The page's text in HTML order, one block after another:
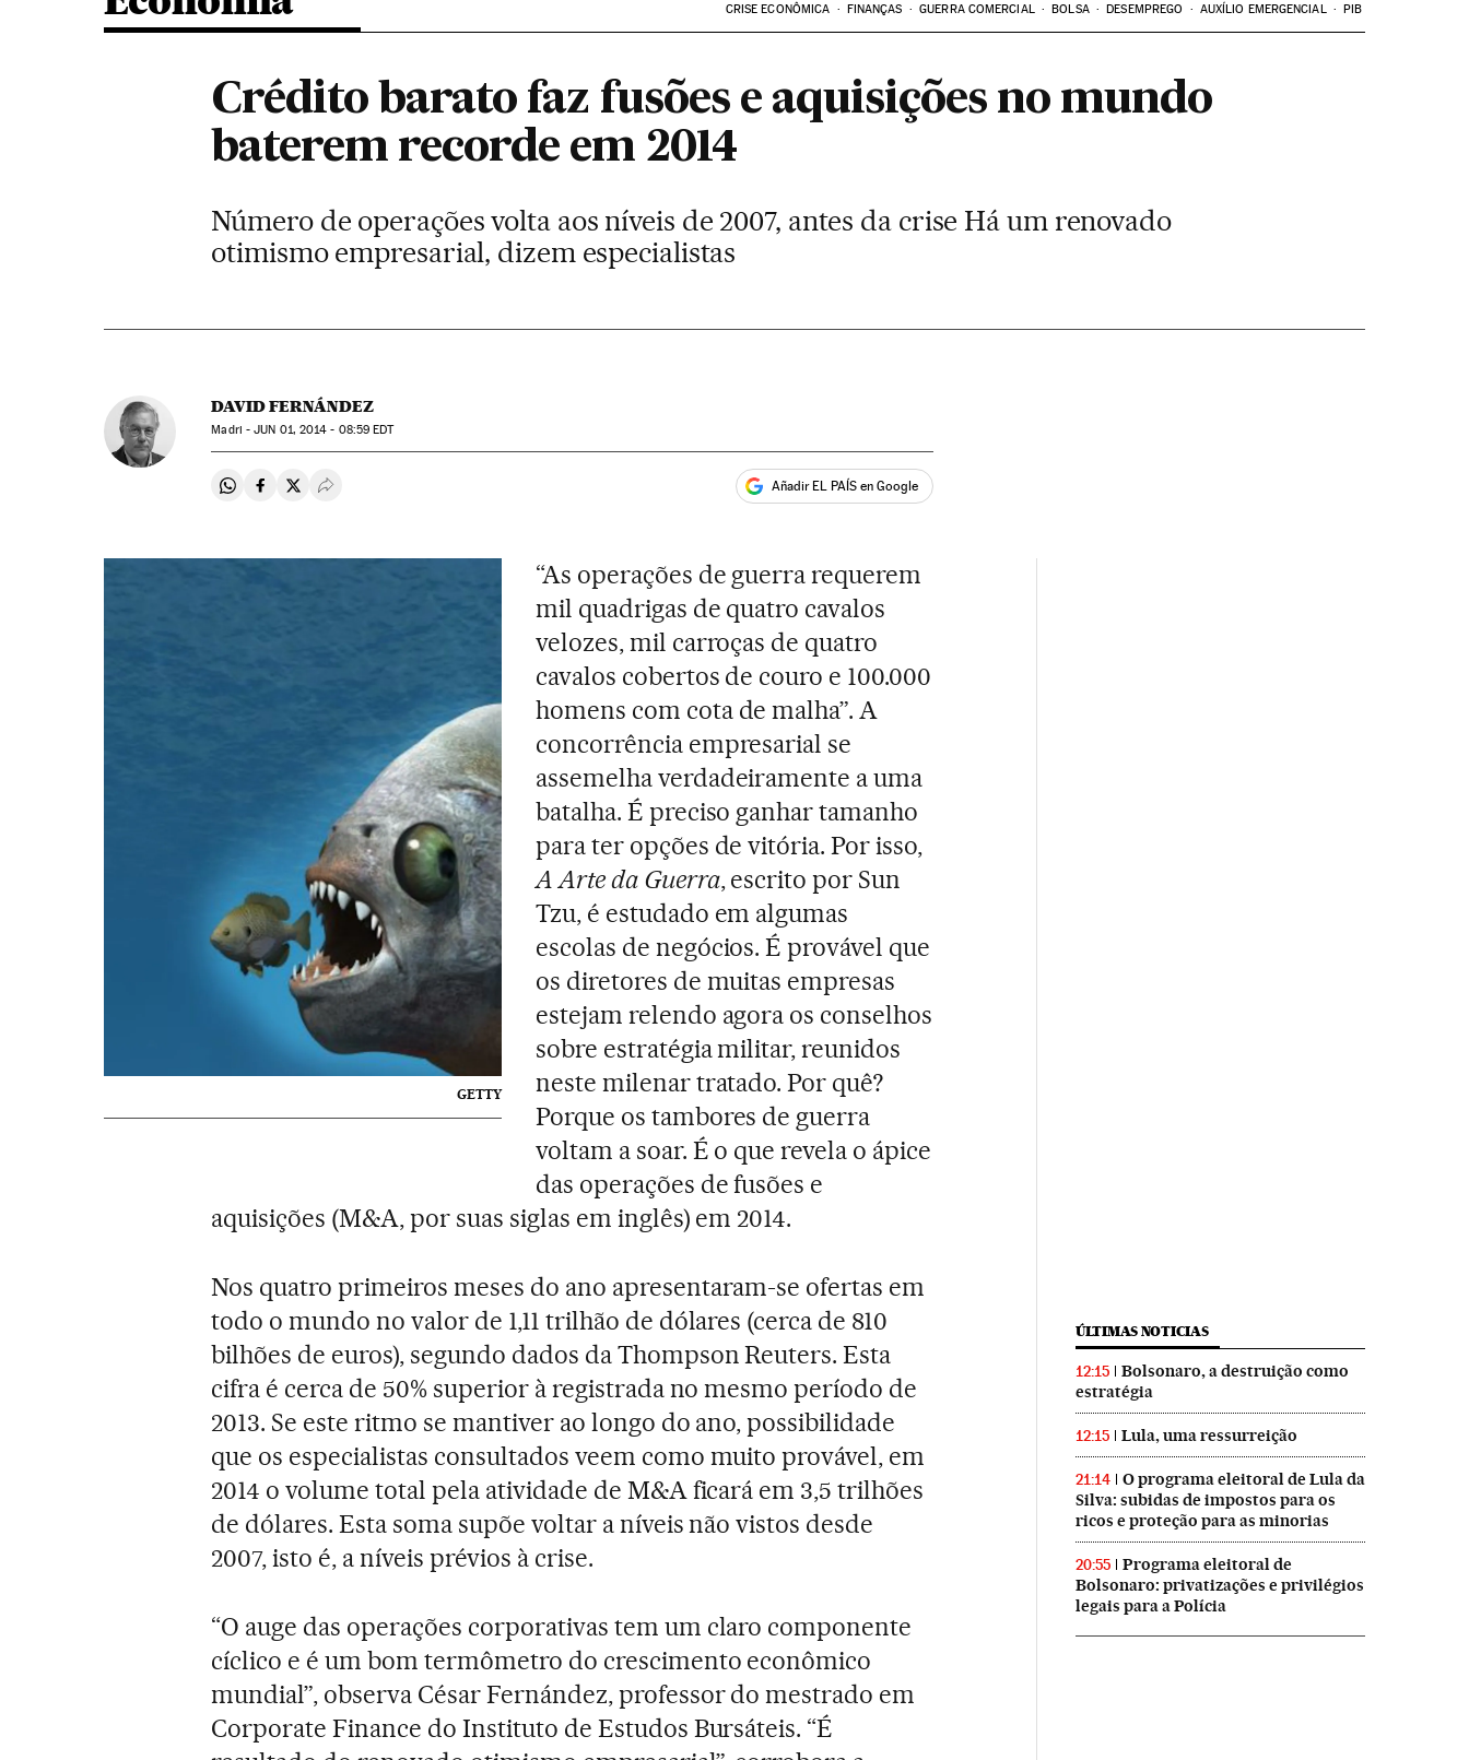
CRISE ECONÔMICA FINANÇAS GUERRA COMERCIAL BOLSA DESEMPREGO AUXÍLIO EMERGENCIAL PIB
Crédito barato faz fusões e aquisições no mundo
baterem recorde em 2014
Número de operações volta aos níveis de 2007, antes da crise Há um renovado
otimismo empresarial, dizem especialistas
DAVID FERNÁNDEZ
Madri -JUN 01, 2014 - 08:59 EDT
Compartir en Whatsapp
Compartir en Facebook
Compartir en Twitter
Desplegar Redes Sociales Añadir EL PAÍS en Google
GETTY
“As operações de guerra requerem
mil quadrigas de quatro cavalos
velozes, mil carroças de quatro
cavalos cobertos de couro e 100.000
homens com cota de malha”. A
concorrência empresarial se
assemelha verdadeiramente a uma
batalha. É preciso ganhar tamanho
para ter opções de vitória. Por isso,
A Arte da Guerra, escrito por Sun
Tzu, é estudado em algumas
escolas de negócios. É provável que
os diretores de muitas empresas
estejam relendo agora os conselhos
sobre estratégia militar, reunidos
neste milenar tratado. Por quê?
Porque os tambores de guerra
voltam a soar. É o que revela o ápice
das operações de fusões e
aquisições (M&A, por suas siglas em inglês) em 2014.
Nos quatro primeiros meses do ano apresentaram-se ofertas em
todo o mundo no valor de 1,11 trilhão de dólares (cerca de 810
bilhões de euros), segundo dados da Thompson Reuters. Esta
cifra é cerca de 50% superior à registrada no mesmo período de
2013. Se este ritmo se mantiver ao longo do ano, possibilidade
que os especialistas consultados veem como muito provável, em
2014 o volume total pela atividade de M&A ficará em 3,5 trilhões
de dólares. Esta soma supõe voltar a níveis não vistos desde
2007, isto é, a níveis prévios à crise.
“O auge das operações corporativas tem um claro componente
cíclico e é um bom termômetro do crescimento econômico
mundial”, observa César Fernández, professor do mestrado em
Corporate Finance do Instituto de Estudos Bursáteis. “É
ÚLTIMAS NOTICIAS
12:15
Bolsonaro, a destruição como
estratégia
12:15 Lula, uma ressurreição
21:14
O programa eleitoral de Lula da
Silva: subidas de impostos para os
ricos e proteção para as minorias
20:55
Programa eleitoral de
Bolsonaro: privatizações e privilégios
legais para a Polícia